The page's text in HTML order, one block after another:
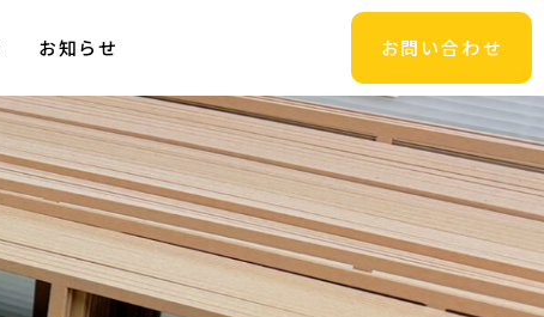
お知らせ お問い合わせ